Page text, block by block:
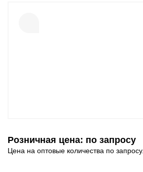
Розничная цена: по запросу
Цена на оптовые количества по запросу.